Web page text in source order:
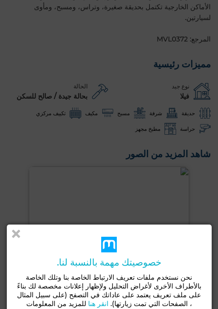
الأماكن الخارجية تكتمل بحديقة صغيرة، وتراس، ومسبح، ومأوى
لسيارتين.
المرجع: MVL0372
مميزات رئيسية
نوع جيد
فيلا
الحالة
بحالة جيدة / صالح للسكن
حديقة شرفة مسبح مكيف تكييف مركزي
حراسة مطبخ مجهز
شاهد المزيد من الصور
خصوصيتك مهمة بالنسبة لنا.
نحن نستخدم ملفات تعريف الارتباط الخاصة بنا وتلك الخاصة
بالأطراف الأخرى لأغراض التحليل ولإظهار إعلانات مخصصة لك بناءً
على ملف تعريف يعتمد على عاداتك في التصفح (على سبيل المثال
، الصفحات التي تمت زيارتها). انقر هنا للمزيد من المعلومات